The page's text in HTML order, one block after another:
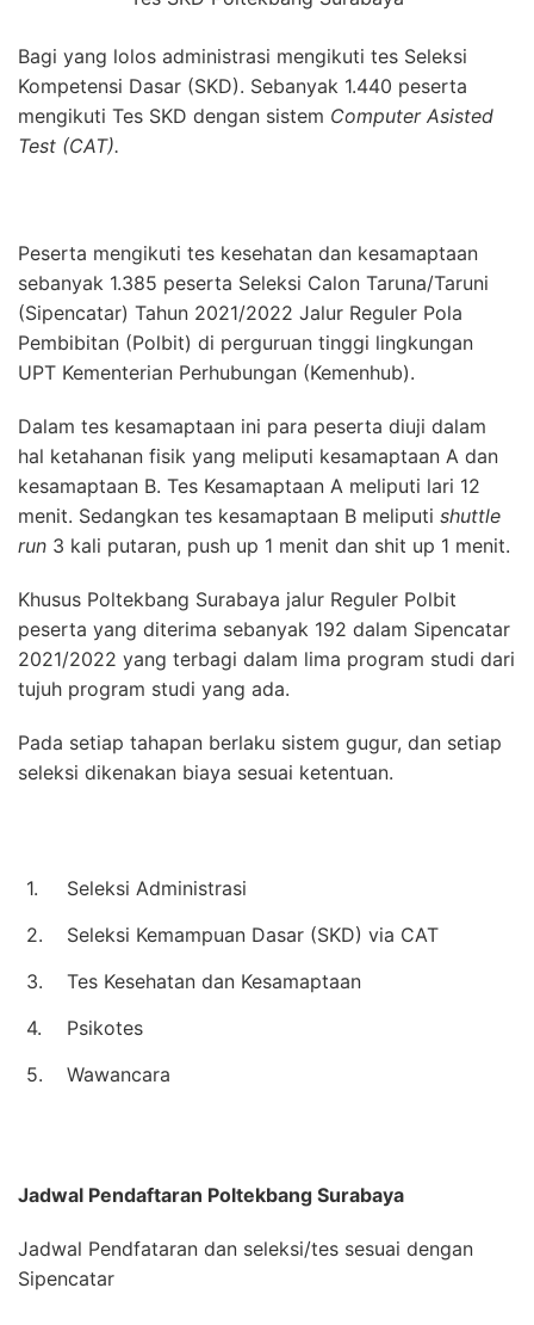
Bagi yang lolos administrasi mengikuti tes Seleksi
Kompetensi Dasar (SKD). Sebanyak 1.440 peserta
mengikuti Tes SKD dengan sistem Computer Asisted
Test (CAT).
Peserta mengikuti tes kesehatan dan kesamaptaan
sebanyak 1.385 peserta Seleksi Calon Taruna/Taruni
(Sipencatar) Tahun 2021/2022 Jalur Reguler Pola
Pembibitan (Polbit) di perguruan tinggi lingkungan
UPT Kementerian Perhubungan (Kemenhub).
Dalam tes kesamaptaan ini para peserta diuji dalam
hal ketahanan fisik yang meliputi kesamaptaan A dan
kesamaptaan B. Tes Kesamaptaan A meliputi lari 12
menit. Sedangkan tes kesamaptaan B meliputi shuttle
run 3 kali putaran, push up 1 menit dan shit up 1 menit.
Khusus Poltekbang Surabaya jalur Reguler Polbit
peserta yang diterima sebanyak 192 dalam Sipencatar
2021/2022 yang terbagi dalam lima program studi dari
tujuh program studi yang ada.
Pada setiap tahapan berlaku sistem gugur, dan setiap
seleksi dikenakan biaya sesuai ketentuan.
1.
Seleksi Administrasi
2.
Seleksi Kemampuan Dasar (SKD) via CAT
3.
Tes Kesehatan dan Kesamaptaan
4.
Psikotes
5.
Wawancara
Jadwal Pendaftaran Poltekbang Surabaya
Jadwal Pendfataran dan seleksi/tes sesuai dengan
Sipencatar